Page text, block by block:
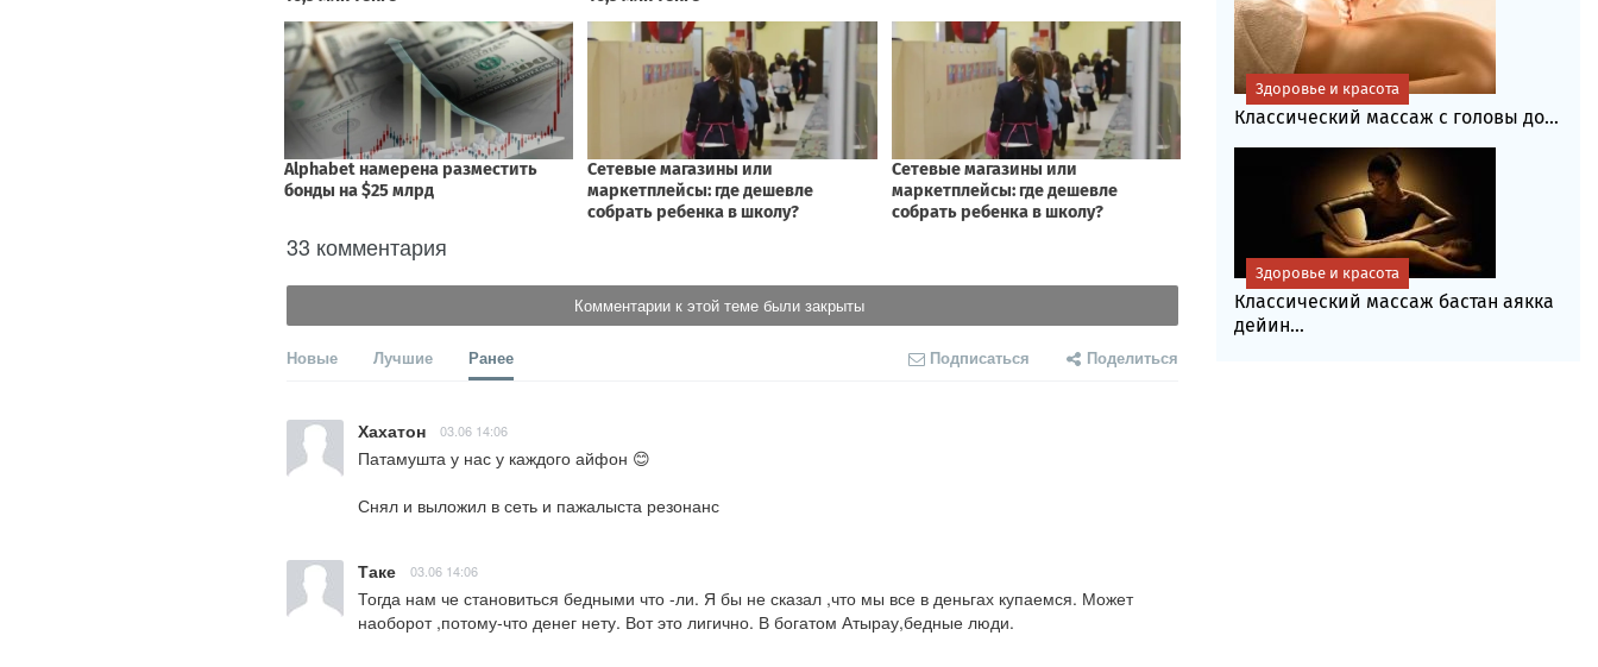
33 комментария
Комментарии к этой теме были закрыты
Новые Лучшие Ранее Подписаться Поделиться
Хахатон 03.06 14:06
Патамушта у нас у каждого айфон 😊
Снял и выложил в сеть и пажалыста резонанс
Таке 03.06 14:06
Тогда нам че становиться бедными что -ли. Я бы не сказал ,что мы все в деньгах купаемся. Может
наоборот ,потому-что денег нету. Вот это лигично. В богатом Атырау,бедные люди.
Классический массаж с головы до...
Здоровье и красота
Классический массаж бастан аякка
дейин...
Здоровье и красота